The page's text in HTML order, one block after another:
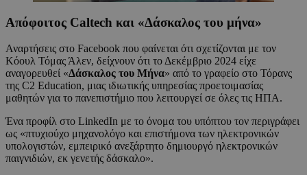
Απόφοιτος Caltech και «Δάσκαλος του μήνα»
Αναρτήσεις στο Facebook που φαίνεται ότι σχετίζονται με τον
Κόουλ Τόμας Άλεν, δείχνουν ότι το Δεκέμβριο 2024 είχε
αναγορευθεί «Δάσκαλος του Μήνα» από το γραφείο στο Τόρανς
της C2 Education, μιας ιδιωτικής υπηρεσίας προετοιμασίας
μαθητών για το πανεπιστήμιο που λειτουργεί σε όλες τις ΗΠΑ.
Ένα προφίλ στο LinkedIn με το όνομα του υπόπτου τον περιγράφει
ως «πτυχιούχο μηχανολόγο και επιστήμονα των ηλεκτρονικών
υπολογιστών, εμπειρικό ανεξάρτητο δημιουργό ηλεκτρονικών
παιγνιδιών, εκ γενετής δάσκαλο».